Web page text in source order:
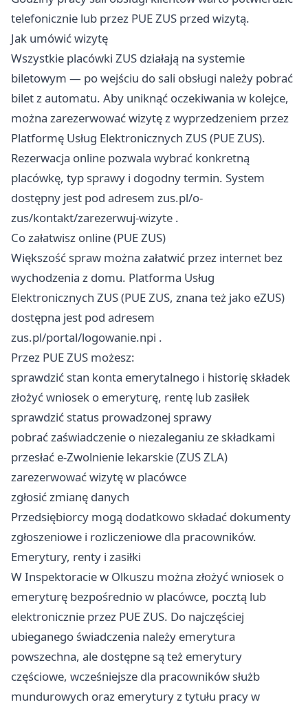
telefonicznie lub przez PUE ZUS przed wizytą.
Jak umówić wizytę
Wszystkie placówki ZUS działają na systemie
biletowym — po wejściu do sali obsługi należy pobrać
bilet z automatu. Aby uniknąć oczekiwania w kolejce,
można zarezerwować wizytę z wyprzedzeniem przez
Platformę Usług Elektronicznych ZUS (PUE ZUS).
Rezerwacja online pozwala wybrać konkretną
placówkę, typ sprawy i dogodny termin. System
dostępny jest pod adresem zus.pl/o-
zus/kontakt/zarezerwuj-wizyte .
Co załatwisz online (PUE ZUS)
Większość spraw można załatwić przez internet bez
wychodzenia z domu. Platforma Usług
Elektronicznych ZUS (PUE ZUS, znana też jako eZUS)
dostępna jest pod adresem
zus.pl/portal/logowanie.npi .
Przez PUE ZUS możesz:
sprawdzić stan konta emerytalnego i historię składek
złożyć wniosek o emeryturę, rentę lub zasiłek
sprawdzić status prowadzonej sprawy
pobrać zaświadczenie o niezaleganiu ze składkami
przesłać e-Zwolnienie lekarskie (ZUS ZLA)
zarezerwować wizytę w placówce
zgłosić zmianę danych
Przedsiębiorcy mogą dodatkowo składać dokumenty
zgłoszeniowe i rozliczeniowe dla pracowników.
Emerytury, renty i zasiłki
W Inspektoracie w Olkuszu można złożyć wniosek o
emeryturę bezpośrednio w placówce, pocztą lub
elektronicznie przez PUE ZUS. Do najczęściej
ubieganego świadczenia należy emerytura
powszechna, ale dostępne są też emerytury
częściowe, wcześniejsze dla pracowników służb
mundurowych oraz emerytury z tytułu pracy w